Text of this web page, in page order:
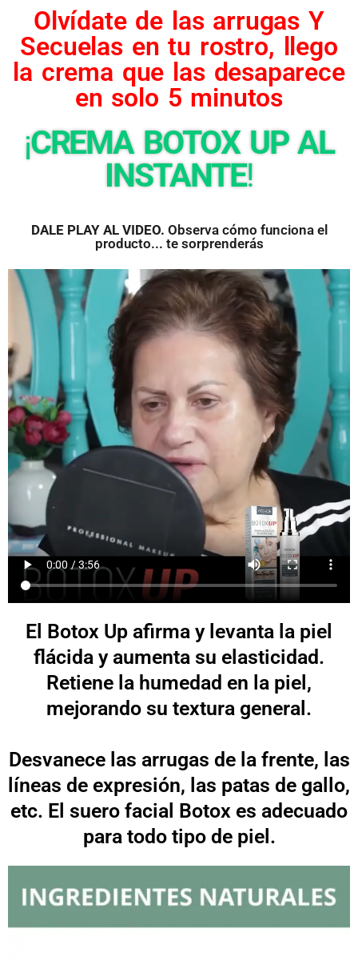
Olvídate de las arrugas Y
Secuelas en tu rostro, llego
la crema que las desaparece
en solo 5 minutos
¡CREMA BOTOX UP AL
INSTANTE!
DALE PLAY AL VIDEO. Observa cómo funciona el
producto... te sorprenderás
El Botox Up afirma y levanta la piel
flácida y aumenta su elasticidad.
Retiene la humedad en la piel,
mejorando su textura general.
Desvanece las arrugas de la frente, las
líneas de expresión, las patas de gallo,
etc. El suero facial Botox es adecuado
para todo tipo de piel.